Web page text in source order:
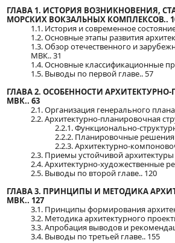
ГЛАВА 1. ИСТОРИЯ ВОЗНИКНОВЕНИЯ,
МОРСКИХ ВОКЗАЛЬНЫХ КОМПЛЕКСОВ..
1.1. История и современное
1.2. Основные этапы развития
1.3. Обзор отечественного и
МВК.. 31
1.4. Основные классификационные
1.5. Выводы по первой главе.. 57
ГЛАВА 2. ОСОБЕННОСТИ
МВК.. 63
2.1. Организация генерального
2.2. Архитектурно-планировочная
2.2.1. Функционально-
2.2.2. Планировочные
2.2.3. Архитектурно-
2.3. Приемы устойчивой
2.4. Архитектурно-художественные
2.5. Выводы по второй главе.. 120
ГЛАВА 3. ПРИНЦИПЫ И МЕТОДИКА
МВК.. 127
3.1. Принципы формирования
3.2. Методика архитектурного
3.3. Апробация выводов и
3.4. Выводы по третьей главе.. 155